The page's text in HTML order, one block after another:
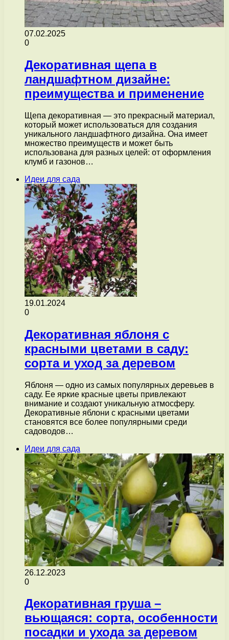
07.02.2025
0
Декоративная щепа в
ландшафтном дизайне:
преимущества и применение
Щепа декоративная — это прекрасный материал,
который может использоваться для создания
уникального ландшафтного дизайна. Она имеет
множество преимуществ и может быть
использована для разных целей: от оформления
клумб и газонов…
Идеи для сада
19.01.2024
0
Декоративная яблоня с
красными цветами в саду:
сорта и уход за деревом
Яблоня — одно из самых популярных деревьев в
саду. Ее яркие красные цветы привлекают
внимание и создают уникальную атмосферу.
Декоративные яблони с красными цветами
становятся все более популярными среди
садоводов…
Идеи для сада
26.12.2023
0
Декоративная груша –
вьющаяся: сорта, особенности
посадки и ухода за деревом